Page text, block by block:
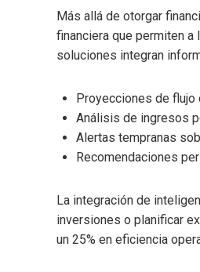
Más allá de otorgar
financiera que permiten
soluciones integran
Proyecciones de flujo
Análisis de ingresos
Alertas tempranas
Recomendaciones
La integración de
inversiones o planificar
un 25% en eficiencia